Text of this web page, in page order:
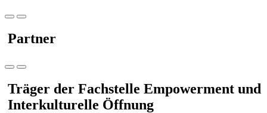
Partner
Träger der Fachstelle Empowerment und
Interkulturelle Öffnung